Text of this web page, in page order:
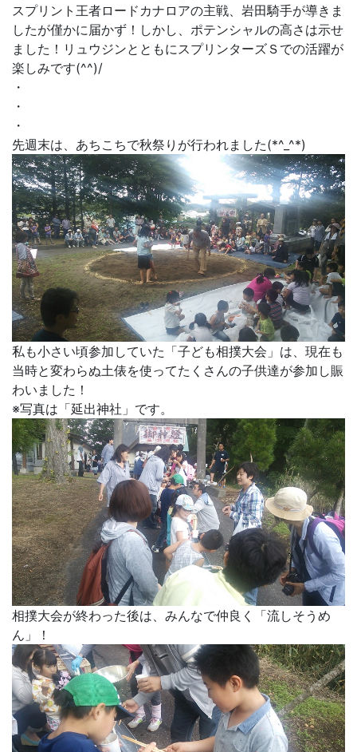
スプリント王者ロードカナロアの主戦、岩田騎手が導きま
したが僅かに届かず！しかし、ポテンシャルの高さは示せ
ました！リュウジンとともにスプリンターズＳでの活躍が
楽しみです(^^)/
・
・
・
先週末は、あちこちで秋祭りが行われました(*^_^*)
私も小さい頃参加していた「子ども相撲大会」は、現在も
当時と変わらぬ土俵を使ってたくさんの子供達が参加し賑
わいました！
※写真は「延出神社」です。
相撲大会が終わった後は、みんなで仲良く「流しそうめ
ん」！